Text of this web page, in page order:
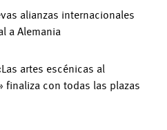
alianzas internacionales
a Alemania
artes escénicas al
finaliza con todas las plazas